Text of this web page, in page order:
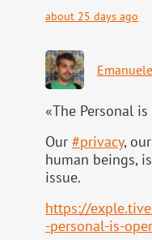
about 25 days ago
Emanuele
«The Personal
Our #privacy,
human beings,
issue.
https://
-personal-is-